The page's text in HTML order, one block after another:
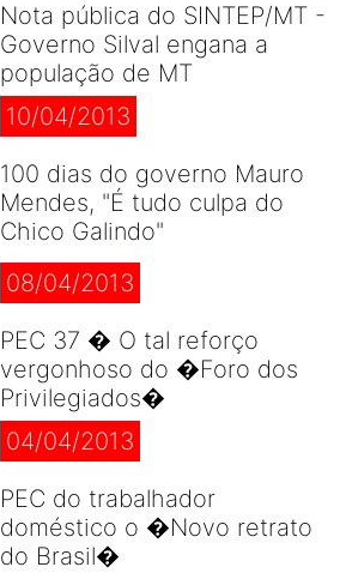
Nota pública do SINTEP/MT -
Governo Silval engana a
população de MT
10/04/2013
100 dias do governo Mauro
Mendes, "É tudo culpa do
Chico Galindo"
08/04/2013
PEC 37 � O tal reforço
vergonhoso do �Foro dos
Privilegiados�
04/04/2013
PEC do trabalhador
doméstico o �Novo retrato
do Brasil�